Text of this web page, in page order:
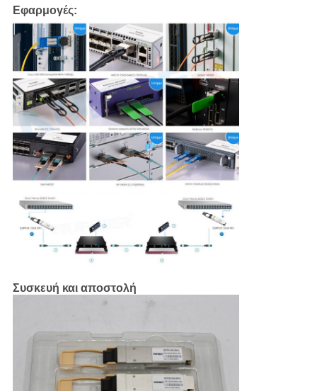
Εφαρμογές:
Συσκευή και αποστολή